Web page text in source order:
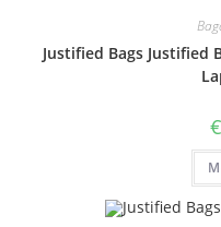
Justified Bags Justified
€